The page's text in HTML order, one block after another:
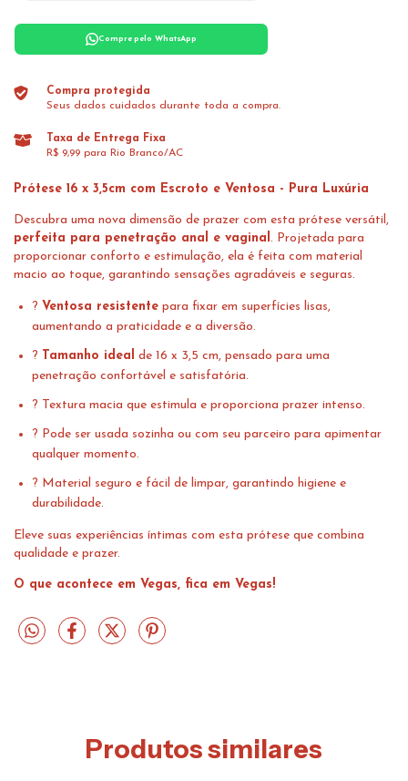
Compre pelo WhatsApp
Compra protegida
Seus dados cuidados durante toda a compra.
Taxa de Entrega Fixa
R$ 9,99 para Rio Branco/AC
Prótese 16 x 3,5cm com Escroto e Ventosa - Pura Luxúria
Descubra uma nova dimensão de prazer com esta prótese versátil,
perfeita para penetração anal e vaginal. Projetada para
proporcionar conforto e estimulação, ela é feita com material
macio ao toque, garantindo sensações agradáveis e seguras.
? Ventosa resistente para fixar em superfícies lisas,
aumentando a praticidade e a diversão.
? Tamanho ideal de 16 x 3,5 cm, pensado para uma
penetração confortável e satisfatória.
? Textura macia que estimula e proporciona prazer intenso.
? Pode ser usada sozinha ou com seu parceiro para apimentar
qualquer momento.
? Material seguro e fácil de limpar, garantindo higiene e
durabilidade.
Eleve suas experiências íntimas com esta prótese que combina
qualidade e prazer.
O que acontece em Vegas, fica em Vegas!
Produtos similares